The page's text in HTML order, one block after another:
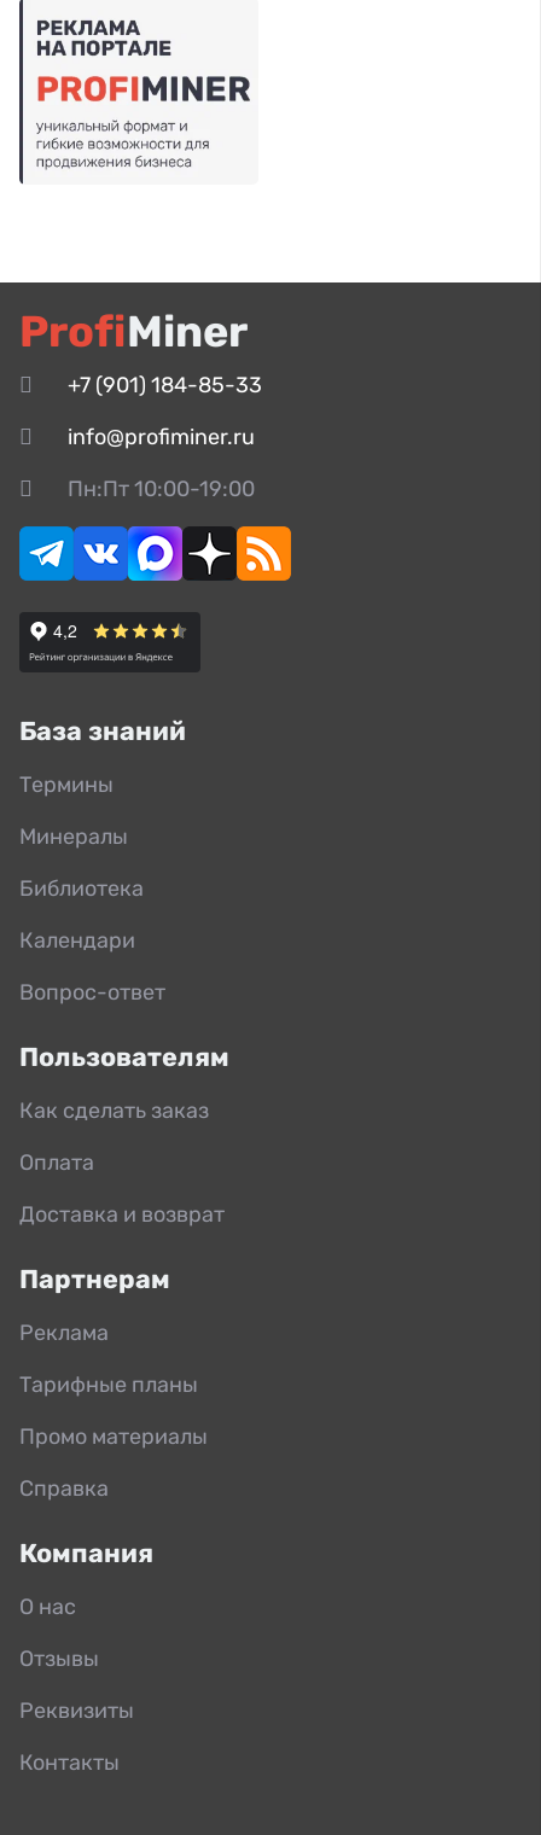
ProfiMiner
+7 (901) 184-85-33
info@profiminer.ru
Пн:Пт 10:00-19:00
База знаний
Термины
Минералы
Библиотека
Календари
Вопрос-ответ
Пользователям
Как сделать заказ
Оплата
Доставка и возврат
Партнерам
Реклама
Тарифные планы
Промо материалы
Справка
Компания
О нас
Отзывы
Реквизиты
Контакты